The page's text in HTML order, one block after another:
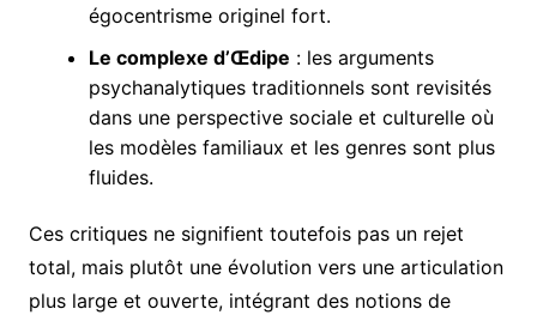
égocentrisme originel fort.
Le complexe d’Œdipe : les arguments
psychanalytiques traditionnels sont revisités
dans une perspective sociale et culturelle où
les modèles familiaux et les genres sont plus
fluides.
Ces critiques ne signifient toutefois pas un rejet
total, mais plutôt une évolution vers une articulation
plus large et ouverte, intégrant des notions de